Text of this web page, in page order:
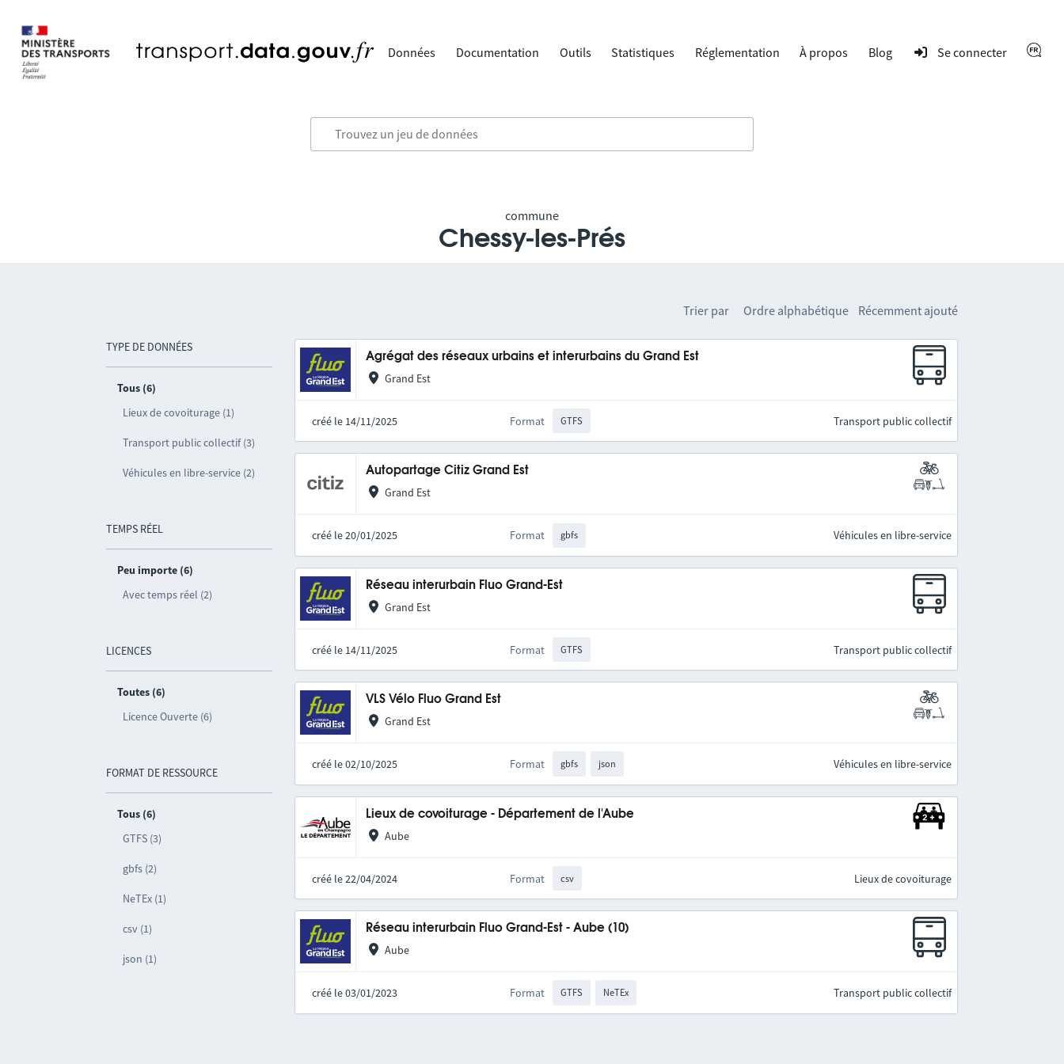
Données Documentation Outils Statistiques Réglementation À propos Blog Se connecter
commune
Chessy-les-Prés
TYPE DE DONNÉES
Tous (6)
Lieux de covoiturage (1)
Transport public collectif (3)
Véhicules en libre-service (2)
TEMPS RÉEL
Peu importe (6)
Avec temps réel (2)
LICENCES
Toutes (6)
Licence Ouverte (6)
FORMAT DE RESSOURCE
Tous (6)
GTFS (3)
gbfs (2)
NeTEx (1)
csv (1)
json (1)
Trier par Ordre alphabétique Récemment ajouté
Agrégat des réseaux urbains et interurbains du Grand Est
Grand Est
créé le 14/11/2025 Format GTFS Transport public collectif
Autopartage Citiz Grand Est
Grand Est
créé le 20/01/2025 Format gbfs Véhicules en libre-service
Réseau interurbain Fluo Grand-Est
Grand Est
créé le 14/11/2025 Format GTFS Transport public collectif
VLS Vélo Fluo Grand Est
Grand Est
créé le 02/10/2025 Format gbfs json Véhicules en libre-service
Lieux de covoiturage - Département de l'Aube
Aube
créé le 22/04/2024 Format csv Lieux de covoiturage
Réseau interurbain Fluo Grand-Est - Aube (10)
Aube
créé le 03/01/2023 Format GTFS NeTEx Transport public collectif